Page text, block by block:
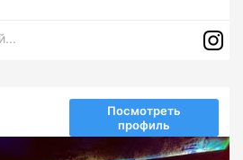
Посмотреть
профиль